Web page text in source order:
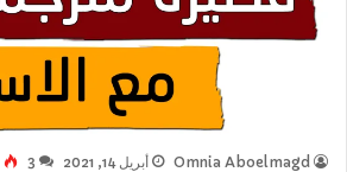
Omnia Aboelmagd أبريل 14, 2021 3